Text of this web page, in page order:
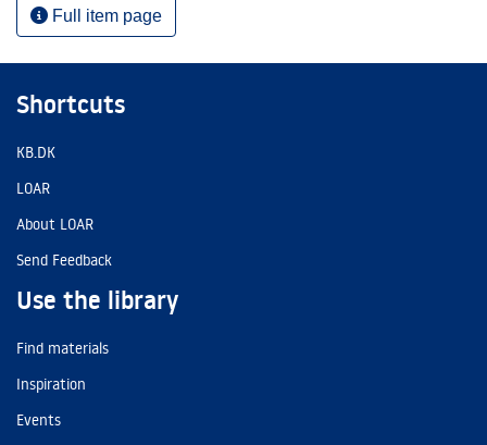
Full item page
Shortcuts
KB.DK
LOAR
About LOAR
Send Feedback
Use the library
Find materials
Inspiration
Events